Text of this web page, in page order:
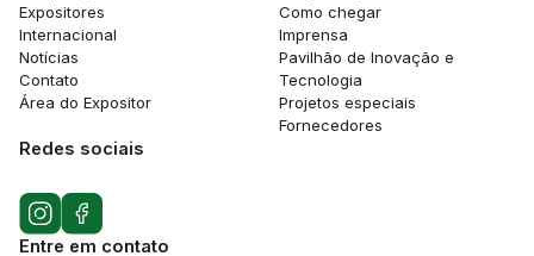
Expositores
Internacional
Notícias
Contato
Área do Expositor
Como chegar
Imprensa
Pavilhão de Inovação e
Tecnologia
Projetos especiais
Fornecedores
Redes sociais
Entre em contato